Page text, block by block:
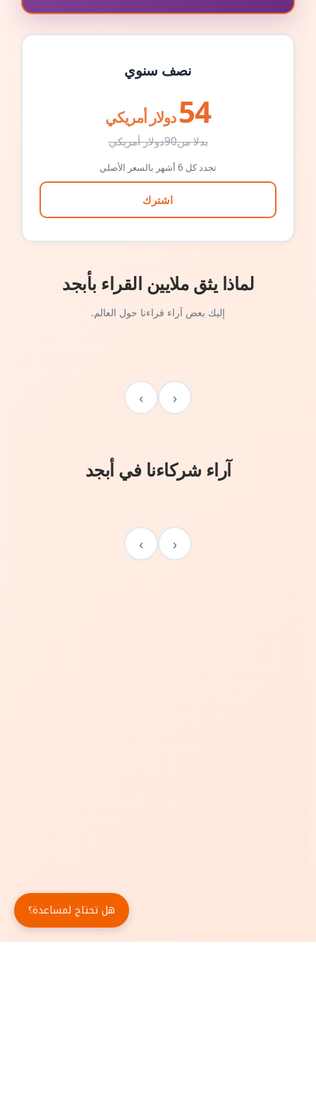
نصف سنوي
54 دولار أمريكي
بدلا من90دولار أمريكي
تجدد كل 6 أشهر بالسعر الأصلي
اشترك
لماذا يثق ملايين القراء بأبجد
إليك بعض آراء قراءنا حول العالم.
‹
›
آراء شركاءنا في أبجد
‹
›
هل تحتاج لمساعدة؟